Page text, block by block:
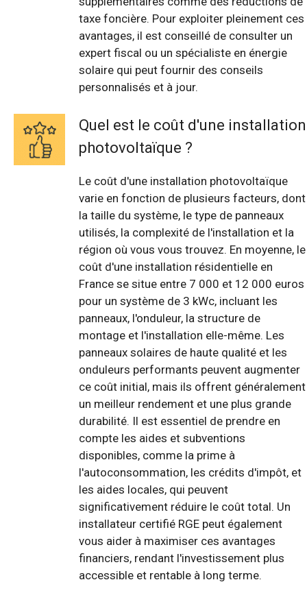
taxe foncière. Pour exploiter pleinement ces
avantages, il est conseillé de consulter un
expert fiscal ou un spécialiste en énergie
solaire qui peut fournir des conseils
personnalisés et à jour.
Quel est le coût d'une installation
photovoltaïque ?
Le coût d'une installation photovoltaïque
varie en fonction de plusieurs facteurs, dont
la taille du système, le type de panneaux
utilisés, la complexité de l'installation et la
région où vous vous trouvez. En moyenne, le
coût d'une installation résidentielle en
France se situe entre 7 000 et 12 000 euros
pour un système de 3 kWc, incluant les
panneaux, l'onduleur, la structure de
montage et l'installation elle-même. Les
panneaux solaires de haute qualité et les
onduleurs performants peuvent augmenter
ce coût initial, mais ils offrent généralement
un meilleur rendement et une plus grande
durabilité. Il est essentiel de prendre en
compte les aides et subventions
disponibles, comme la prime à
l'autoconsommation, les crédits d'impôt, et
les aides locales, qui peuvent
significativement réduire le coût total. Un
installateur certifié RGE peut également
vous aider à maximiser ces avantages
financiers, rendant l'investissement plus
accessible et rentable à long terme.